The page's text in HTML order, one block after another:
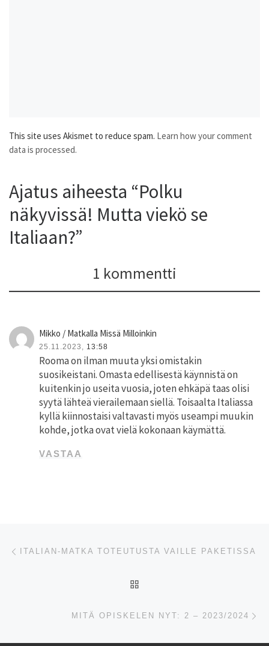
This site uses Akismet to reduce spam. Learn how your comment
data is processed.
Ajatus aiheesta “Polku
näkyvissä! Mutta viekö se
Italiaan?”
1 kommentti
Mikko / Matkalla Missä Milloinkin
25.11.2023, 13:58
Rooma on ilman muuta yksi omistakin
suosikeistani. Omasta edellisestä käynnistä on
kuitenkin jo useita vuosia, joten ehkäpä taas olisi
syytä lähteä vierailemaan siellä. Toisaalta Italiassa
kyllä kiinnostaisi valtavasti myös useampi muukin
kohde, jotka ovat vielä kokonaan käymättä.
VASTAA
Artikkelien navigointi
ITALIAN-MATKA TOTEUTUSTA VAILLE PAKETISSA
MITÄ OPISKELEN NYT: 2 – 2023/2024